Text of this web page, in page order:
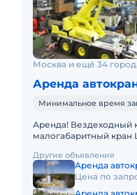
Москва и ещё 34
Аренда
Минимальное время
Аренда! Вездеходный
малогабаритный кран
маневренностью и
Другие объявления
Аренда
Цена по